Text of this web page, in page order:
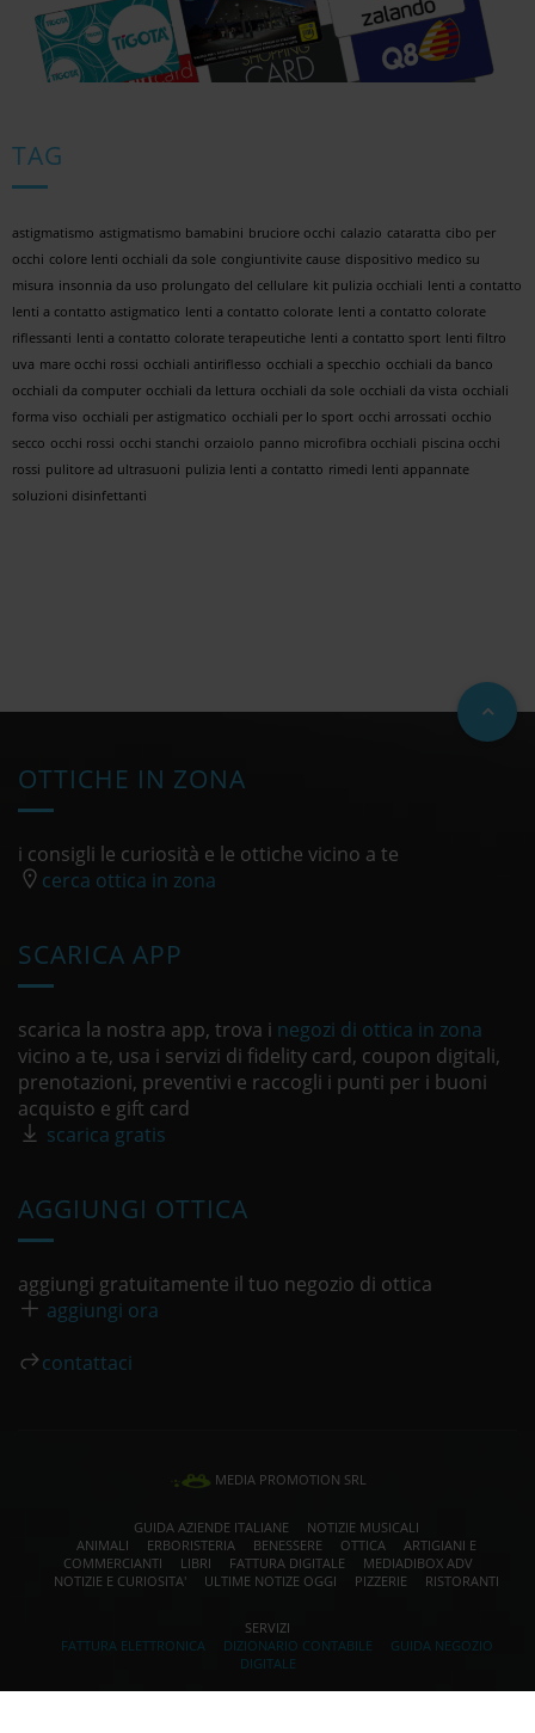
TAG
astigmatismo astigmatismo bamabini bruciore occhi calazio cataratta cibo per
occhi colore lenti occhiali da sole congiuntivite cause dispositivo medico su
misura insonnia da uso prolungato del cellulare kit pulizia occhiali lenti a contatto
lenti a contatto astigmatico lenti a contatto colorate lenti a contatto colorate
riflessanti lenti a contatto colorate terapeutiche lenti a contatto sport lenti filtro
uva mare occhi rossi occhiali antiriflesso occhiali a specchio occhiali da banco
occhiali da computer occhiali da lettura occhiali da sole occhiali da vista occhiali
forma viso occhiali per astigmatico occhiali per lo sport occhi arrossati occhio
secco occhi rossi occhi stanchi orzaiolo panno microfibra occhiali piscina occhi
rossi pulitore ad ultrasuoni pulizia lenti a contatto rimedi lenti appannate
soluzioni disinfettanti
OTTICHE IN ZONA
i consigli le curiosità e le ottiche vicino a te
cerca ottica in zona
SCARICA APP
scarica la nostra app, trova i negozi di ottica in zona
vicino a te, usa i servizi di fidelity card, coupon digitali,
prenotazioni, preventivi e raccogli i punti per i buoni
acquisto e gift card
scarica gratis
AGGIUNGI OTTICA
aggiungi gratuitamente il tuo negozio di ottica
aggiungi ora
contattaci
MEDIA PROMOTION SRL
GUIDA AZIENDE ITALIANE
NOTIZIE MUSICALI
ANIMALI
ERBORISTERIA BENESSERE OTTICA
ARTIGIANI E
COMMERCIANTI
LIBRI FATTURA DIGITALE
MEDIADIBOX ADV
NOTIZIE E CURIOSITA'
ULTIME NOTIZE OGGI PIZZERIE RISTORANTI
SERVIZI
FATTURA ELETTRONICA
DIZIONARIO CONTABILE
GUIDA NEGOZIO
DIGITALE